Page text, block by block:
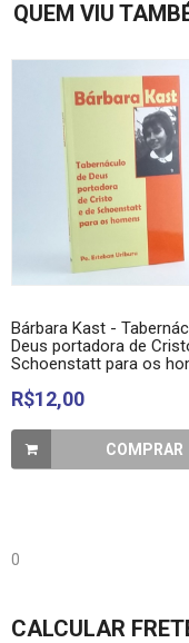
QUEM VIU
Bárbara Kast -
Deus portadora de
Schoenstatt para os
R$12,00
COMPRAR
0
CALCULAR